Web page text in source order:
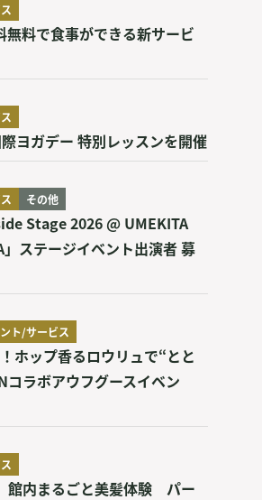
無料で食事ができる新サービ
ヨガデー 特別レッスンを開催
その他
Stage 2026 @ UMEKITA
」ステージイベント出演者 募
ト/サービス
ホップ香るロウリュで“とと
コラボアウフグースイベン
館内まるごと美髪体験 パー